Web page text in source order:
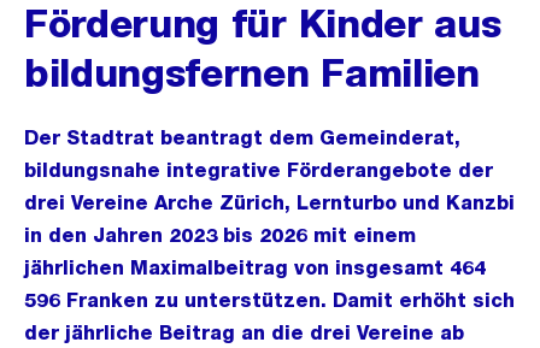
Förderung für Kinder aus
bildungsfernen Familien
Der Stadtrat beantragt dem Gemeinderat,
bildungsnahe integrative Förderangebote der
drei Vereine Arche Zürich, Lernturbo und Kanzbi
in den Jahren 2023 bis 2026 mit einem
jährlichen Maximalbeitrag von insgesamt 464
596 Franken zu unterstützen. Damit erhöht sich
der jährliche Beitrag an die drei Vereine ab